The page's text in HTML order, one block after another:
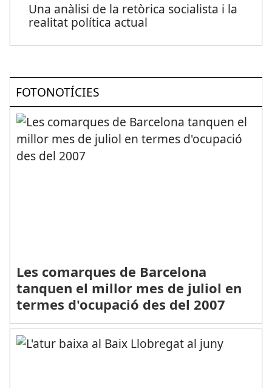
Una anàlisi de la retòrica socialista i la
realitat política actual
FOTONOTÍCIES
Les comarques de Barcelona
tanquen el millor mes de juliol en
termes d'ocupació des del 2007